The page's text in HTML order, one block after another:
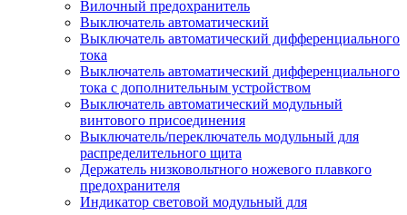
Вилочный предохранитель
Выключатель автоматический
Выключатель автоматический дифференциального
тока
Выключатель автоматический дифференциального
тока с дополнительным устройством
Выключатель автоматический модульный
винтового присоединения
Выключатель/переключатель модульный для
распределительного щита
Держатель низковольтного ножевого плавкого
предохранителя
Индикатор световой модульный для